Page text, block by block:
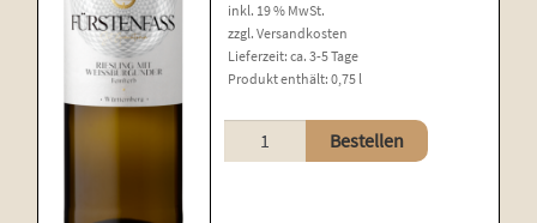
inkl. 19 % MwSt.
zzgl.Versandkosten
Lieferzeit:ca. 3-5 Tage
Produkt enthält: 0,75 l
Riesling
mit
Bestellen